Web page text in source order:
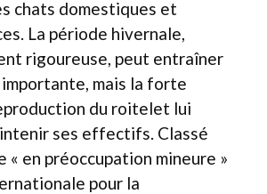
chats domestiques et
La période hivernale,
rigoureuse, peut entraîner
mais la forte
du roitelet lui
ses effectifs. Classé
« en préoccupation mineure »
pour la